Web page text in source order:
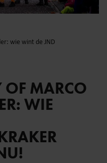
wie wint de JND
OF MARCO
WIE